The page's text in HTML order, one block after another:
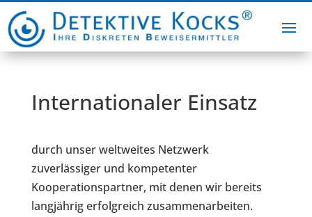
Internationaler Einsatz
durch unser weltweites Netzwerk
zuverlässiger und kompetenter
Kooperationspartner, mit denen wir bereits
langjährig erfolgreich zusammenarbeiten.